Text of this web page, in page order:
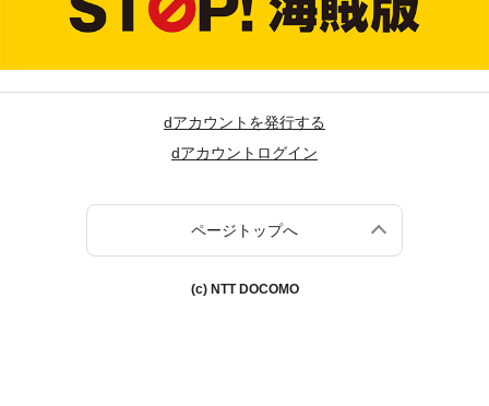
dアカウントを発行する
dアカウントログイン
ページトップへ
(c) NTT DOCOMO